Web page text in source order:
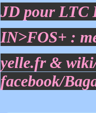
JD pour LTC
IN>FOS+ :
yelle.fr&
facebook/